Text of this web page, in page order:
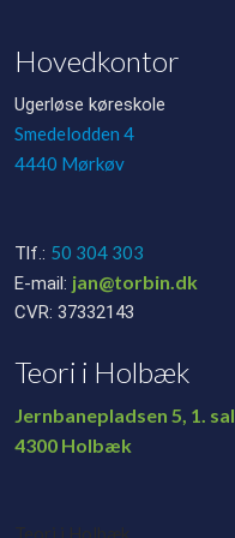
Hovedkontor
Ugerløse køreskole
Smedelodden 4
4440 Mørkøv
Tlf.: 50 304 303
E-mail: jan@torbin.dk
CVR: 37332143
Teori i Holbæk
Jernbanepladsen 5, 1. sal
​4300 Holbæk
Teori i Holbæk